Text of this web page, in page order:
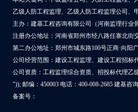
乙级人防工程监理、乙级人防工程监理公司、
主办：建基工程咨询有限公司（河南监理行业
注册办公地址：河南省郑州市经八路任寨北街
第二办公地址：郑州市城东路100号正商·向阳
公司经营范围：建设工程监理、建设工程招标
公司资质：工程监理综合资质、招投标代理乙
")); 邮编：450003 电话：400-008-2685 建基咨
备案号：